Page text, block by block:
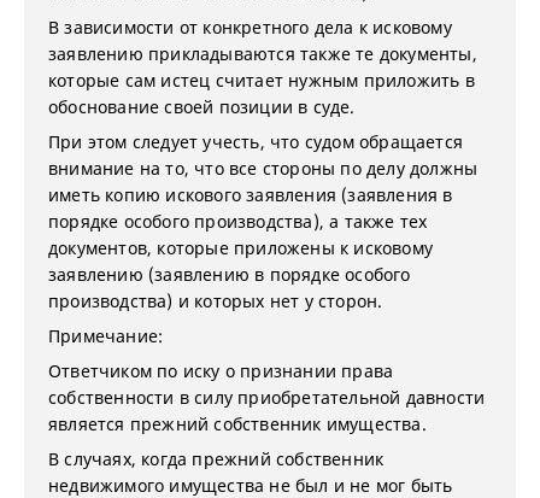
В зависимости от конкретного дела к исковому
заявлению прикладываются также те документы,
которые сам истец считает нужным приложить в
обоснование своей позиции в суде.
При этом следует учесть, что судом обращается
внимание на то, что все стороны по делу должны
иметь копию искового заявления (заявления в
порядке особого производства), а также тех
документов, которые приложены к исковому
заявлению (заявлению в порядке особого
производства) и которых нет у сторон.
Примечание:
Ответчиком по иску о признании права
собственности в силу приобретательной давности
является прежний собственник имущества.
В случаях, когда прежний собственник
недвижимого имущества не был и не мог быть